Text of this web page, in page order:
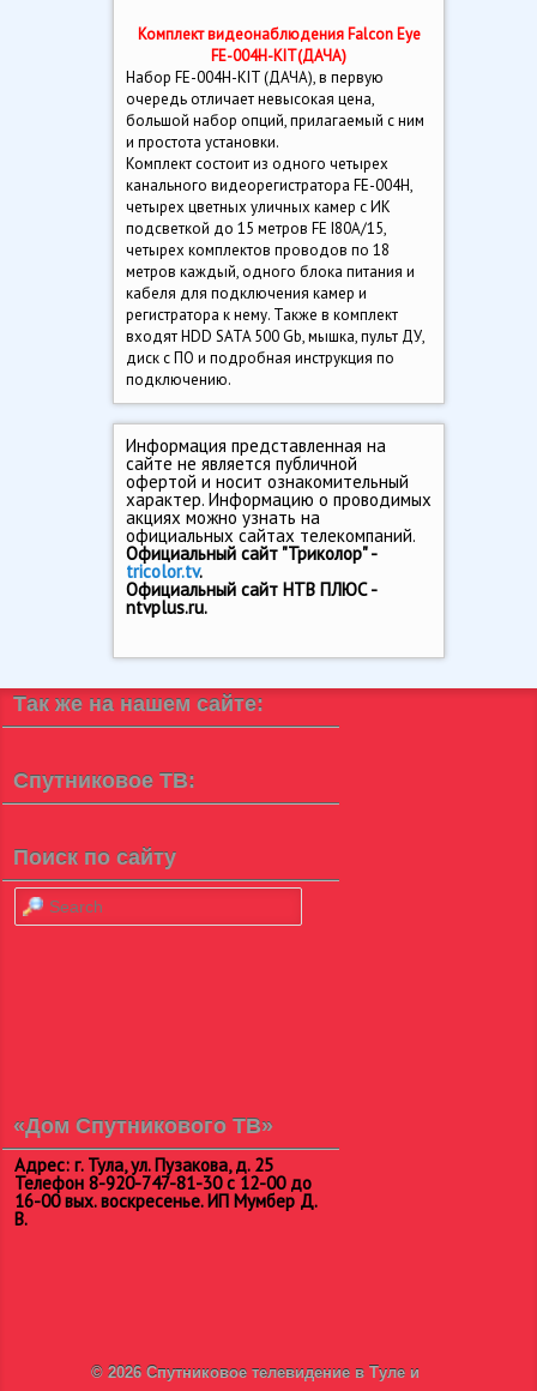
Комплект видеонаблюдения Falcon Eye
FE-004H-KIT(ДАЧА)
Набор FE-004H-KIT (ДАЧА), в первую
очередь отличает невысокая цена,
большой набор опций, прилагаемый с ним
и простота установки.
Комплект состоит из одного четырех
канального видеорегистратора FE-004H,
четырех цветных уличных камер с ИК
подсветкой до 15 метров FE I80A/15,
четырех комплектов проводов по 18
метров каждый, одного блока питания и
кабеля для подключения камер и
регистратора к нему. Также в комплект
входят HDD SATA 500 Gb, мышка, пульт ДУ,
диск с ПО и подробная инструкция по
подключению.
Информация представленная на
сайте не является публичной
офертой и носит ознакомительный
характер. Информацию о проводимых
акциях можно узнать на
официальных сайтах телекомпаний.
Официальный сайт "Триколор" -
tricolor.tv.
Официальный сайт НТВ ПЛЮС -
ntvplus.ru.
Так же на нашем сайте:
Спутниковое ТВ:
Поиск по сайту
Search
«Дом Спутникового ТВ»
Адрес: г. Тула, ул. Пузакова, д. 25
Телефон 8-920-747-81-30 с 12-00 до
16-00 вых. воскресенье. ИП Мумбер Д.
В.
© 2026 Спутниковое телевидение в Туле и